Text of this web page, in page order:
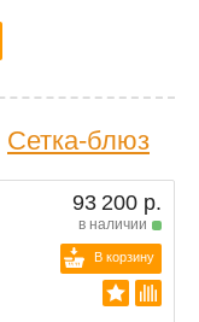
Сетка-блюз
93 200 р.
в наличии
В корзину